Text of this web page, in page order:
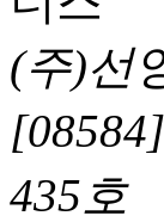
(주)선
435호